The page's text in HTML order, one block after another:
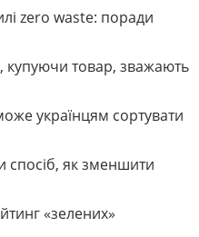
zero waste: поради
купуючи товар, зважають
українцям сортувати
спосіб, як зменшити
«зелених»